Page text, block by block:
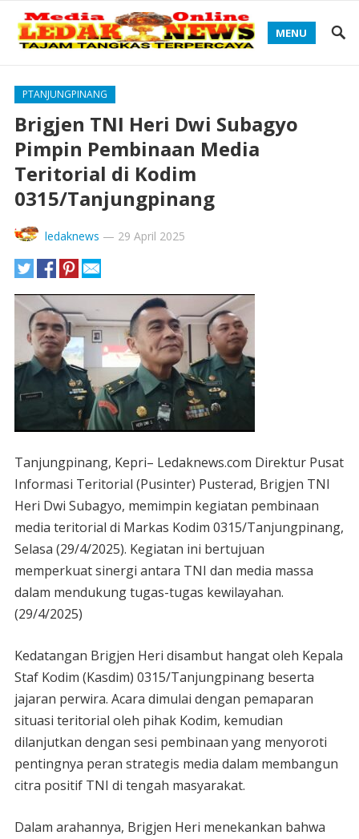
MENU
PTANJUNGPINANG
Brigjen TNI Heri Dwi Subagyo
Pimpin Pembinaan Media
Teritorial di Kodim
0315/Tanjungpinang
ledaknews — 29 April 2025
Tanjungpinang, Kepri– Ledaknews.com Direktur Pusat
Informasi Teritorial (Pusinter) Pusterad, Brigjen TNI
Heri Dwi Subagyo, memimpin kegiatan pembinaan
media teritorial di Markas Kodim 0315/Tanjungpinang,
Selasa (29/4/2025). Kegiatan ini bertujuan
memperkuat sinergi antara TNI dan media massa
dalam mendukung tugas-tugas kewilayahan.
(29/4/2025)
Kedatangan Brigjen Heri disambut hangat oleh Kepala
Staf Kodim (Kasdim) 0315/Tanjungpinang beserta
jajaran perwira. Acara dimulai dengan pemaparan
situasi teritorial oleh pihak Kodim, kemudian
dilanjutkan dengan sesi pembinaan yang menyoroti
pentingnya peran strategis media dalam membangun
citra positif TNI di tengah masyarakat.
Dalam arahannya, Brigjen Heri menekankan bahwa